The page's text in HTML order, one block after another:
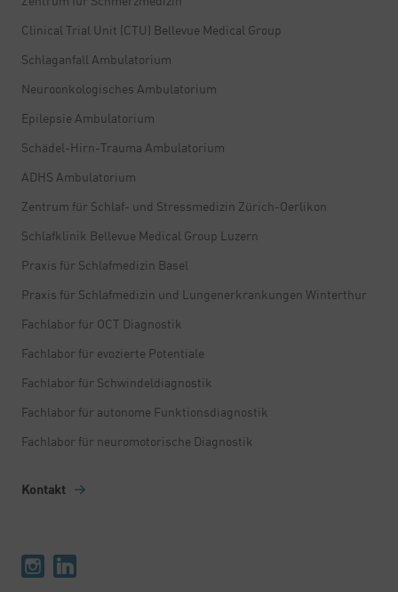
Clinical Trial Unit (CTU) Bellevue Medical Group
Schlaganfall Ambulatorium
Neuroonkologisches Ambulatorium
Epilepsie Ambulatorium
Schädel-Hirn-Trauma Ambulatorium
ADHS Ambulatorium
Zentrum für Schlaf- und Stressmedizin Zürich-Oerlikon
Schlafklinik Bellevue Medical Group Luzern
Praxis für Schlafmedizin Basel
Praxis für Schlafmedizin und Lungenerkrankungen Winterthur
Fachlabor für OCT Diagnostik
Fachlabor für evozierte Potentiale
Fachlabor für Schwindeldiagnostik
Fachlabor für autonome Funktionsdiagnostik
Fachlabor für neuromotorische Diagnostik
Kontakt